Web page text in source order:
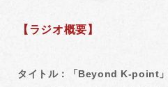
【ラジオ概要】
タイトル：「Beyond K-point」